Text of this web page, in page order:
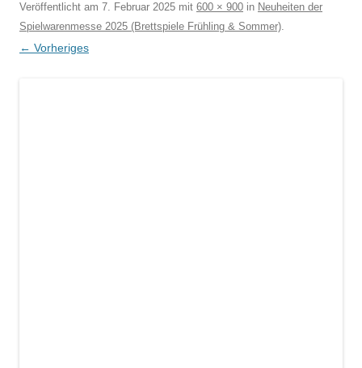
Veröffentlicht am 7. Februar 2025 mit 600 × 900 in Neuheiten der
Spielwarenmesse 2025 (Brettspiele Frühling & Sommer).
← Vorheriges